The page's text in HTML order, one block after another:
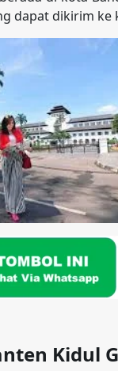
dapat dikirim ke
Kidul